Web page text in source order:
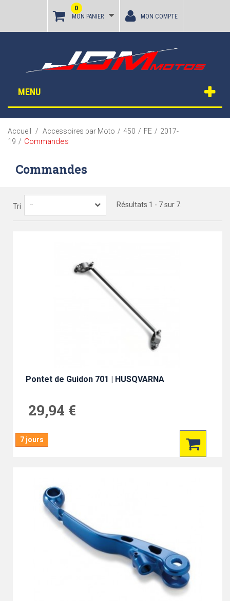
MON PANIER
0
MON COMPTE
MENU
Accueil / Accessoires par Moto / 450 / FE / 2017-
19 / Commandes
Commandes
Tri -- Résultats 1 - 7 sur 7.
Pontet de Guidon 701 | HUSQVARNA
29,94 €
7 jours